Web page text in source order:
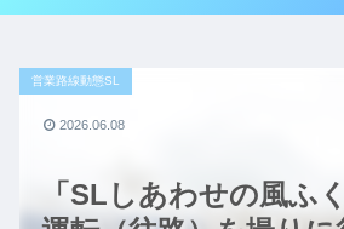
「SLしあわせの風ふ
営業路線動態SL
2026.06.08